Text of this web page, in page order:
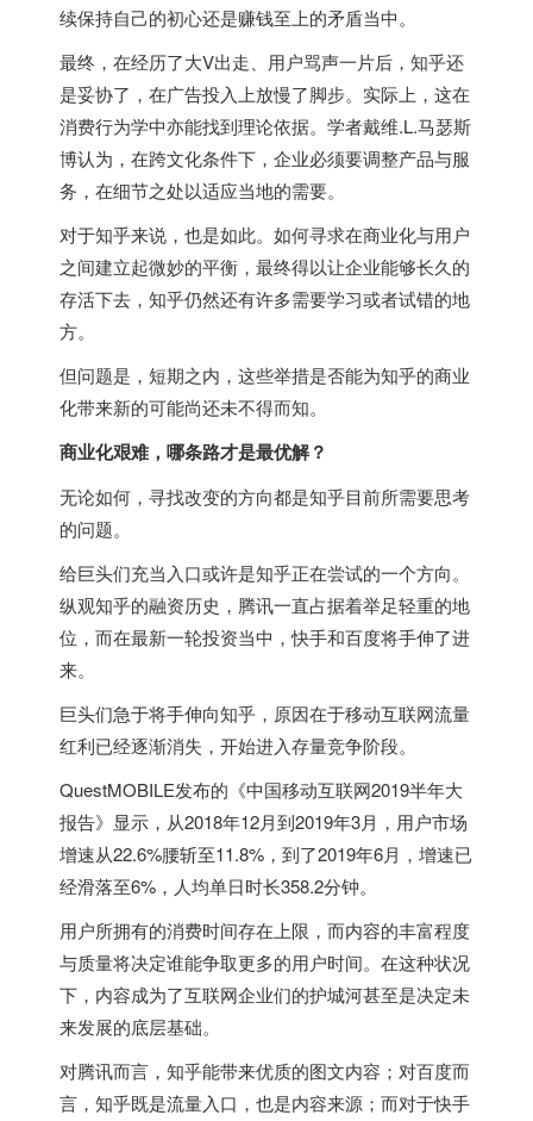
续保持自己的初心还是赚钱至上的矛盾当中。
最终，在经历了大V出走、用户骂声一片后，知乎还
是妥协了，在广告投入上放慢了脚步。实际上，这在
消费行为学中亦能找到理论依据。学者戴维.L.马瑟斯
博认为，在跨文化条件下，企业必须要调整产品与服
务，在细节之处以适应当地的需要。
对于知乎来说，也是如此。如何寻求在商业化与用户
之间建立起微妙的平衡，最终得以让企业能够长久的
存活下去，知乎仍然还有许多需要学习或者试错的地
方。
但问题是，短期之内，这些举措是否能为知乎的商业
化带来新的可能尚还未不得而知。
商业化艰难，哪条路才是最优解？
无论如何，寻找改变的方向都是知乎目前所需要思考
的问题。
给巨头们充当入口或许是知乎正在尝试的一个方向。
纵观知乎的融资历史，腾讯一直占据着举足轻重的地
位，而在最新一轮投资当中，快手和百度将手伸了进
来。
巨头们急于将手伸向知乎，原因在于移动互联网流量
红利已经逐渐消失，开始进入存量竞争阶段。
QuestMOBILE发布的《中国移动互联网2019半年大
报告》显示，从2018年12月到2019年3月，用户市场
增速从22.6%腰斩至11.8%，到了2019年6月，增速已
经滑落至6%，人均单日时长358.2分钟。
用户所拥有的消费时间存在上限，而内容的丰富程度
与质量将决定谁能争取更多的用户时间。在这种状况
下，内容成为了互联网企业们的护城河甚至是决定未
来发展的底层基础。
对腾讯而言，知乎能带来优质的图文内容；对百度而
言，知乎既是流量入口，也是内容来源；而对于快手